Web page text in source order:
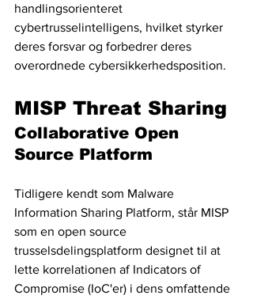
handlingsorienteret
cybertrusselintelligens, hvilket styrker
deres forsvar og forbedrer deres
overordnede cybersikkerhedsposition.
MISP Threat Sharing
Collaborative Open
Source Platform
Tidligere kendt som Malware
Information Sharing Platform, står MISP
som en open source
trusselsdelingsplatform designet til at
lette korrelationen af ​​Indicators of
Compromise (IoC'er) i dens omfattende